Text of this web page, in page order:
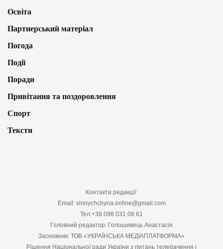
Освіта
Партнерський матеріал
Погода
Події
Поради
Привітання та поздоровлення
Спорт
Тексти
Контакти редакції:
Email: vinnychchyna.online@gmail.com
Тел:+38 098 031 08 61
Головний редактор: Голошивець Анастасія
Засновник: ТОВ «УКРАЇНСЬКА МЕДІАПЛАТФОРМА»
Рішення Національної ради України з питань телебачення і